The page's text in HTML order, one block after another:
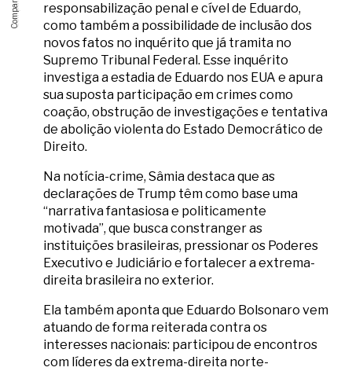
responsabilização penal e cível de Eduardo,
como também a possibilidade de inclusão dos
novos fatos no inquérito que já tramita no
Supremo Tribunal Federal. Esse inquérito
investiga a estadia de Eduardo nos EUA e apura
sua suposta participação em crimes como
coação, obstrução de investigações e tentativa
de abolição violenta do Estado Democrático de
Direito.
Na notícia-crime, Sâmia destaca que as
declarações de Trump têm como base uma
“narrativa fantasiosa e politicamente
motivada”, que busca constranger as
instituições brasileiras, pressionar os Poderes
Executivo e Judiciário e fortalecer a extrema-
direita brasileira no exterior.
Ela também aponta que Eduardo Bolsonaro vem
atuando de forma reiterada contra os
interesses nacionais: participou de encontros
com líderes da extrema-direita norte-